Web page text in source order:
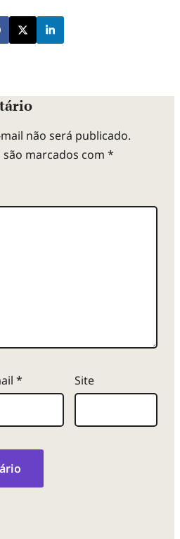
não será publicado.
marcados com *
* Site